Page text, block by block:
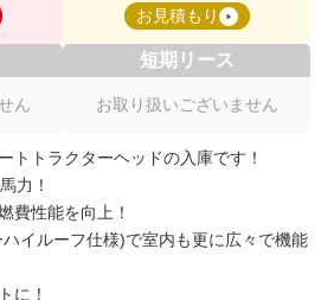
お見積もり
ん
短期リース
お取り扱いございません
トトラクターヘッドの入庫です！
力！
費性能を向上！
イルーフ仕様)で室内も更に広々で機能
に！